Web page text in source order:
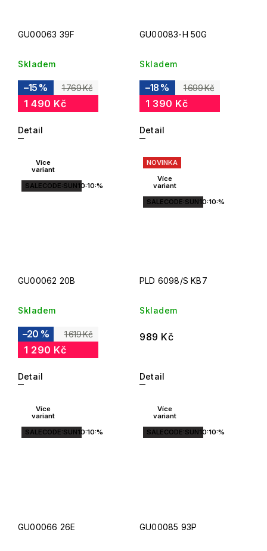
GU00063 39F
Skladem
1 769 Kč
–15 %
1 490 Kč
Detail
GU00083-H 50G
Skladem
1 699 Kč
–18 %
1 390 Kč
Detail
Více
variant
SALECODE:SUN10:10:%
GU00062 20B
Skladem
1 619 Kč
–20 %
1 290 Kč
Detail
NOVINKA
Více
variant
SALECODE:SUN10:10:%
PLD 6098/S KB7
Skladem
989 Kč
Detail
Více
variant
SALECODE:SUN10:10:%
GU00066 26E
Více
variant
SALECODE:SUN10:10:%
GU00085 93P